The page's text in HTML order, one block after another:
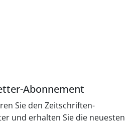
Abonnement
Sie den Zeitschriften-
und erhalten Sie die neuesten